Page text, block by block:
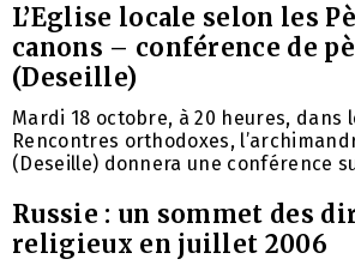
L’Eglise locale selon les
canons – conférence de
(Deseille)
Mardi 18 octobre, à 20 heures, dans
Rencontres orthodoxes,
(Deseille) donnera une conférence
Russie : un sommet des
religieux en juillet 2006